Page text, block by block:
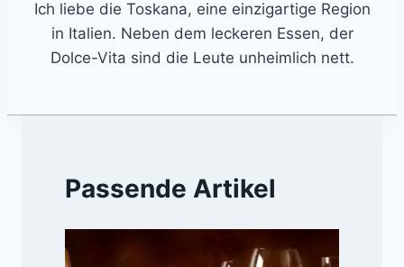
Ich liebe die Toskana, eine einzigartige Region
in Italien. Neben dem leckeren Essen, der
Dolce-Vita sind die Leute unheimlich nett.
Passende Artikel